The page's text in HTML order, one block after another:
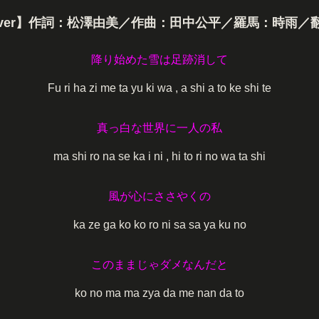
】作詞：松澤由美／作曲：田中公平／羅馬：時雨／
降り始めた雪は足跡消して
Fu ri ha zi me ta yu ki wa , a shi a to ke shi te
真っ白な世界に一人の私
ma shi ro na se ka i ni , hi to ri no wa ta shi
風が心にささやくの
ka ze ga ko ko ro ni sa sa ya ku no
このままじゃダメなんだと
ko no ma ma zya da me nan da to